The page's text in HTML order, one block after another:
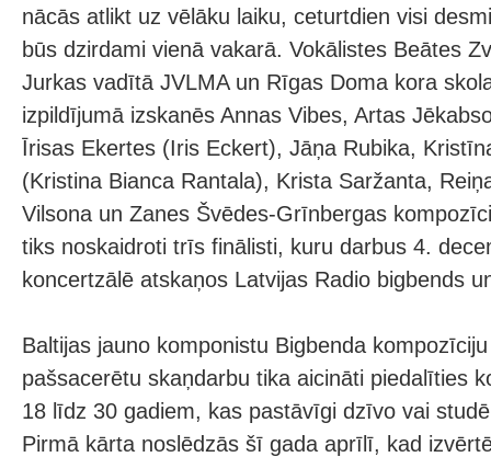
nācās atlikt uz vēlāku laiku, ceturtdien visi
būs dzirdami vienā vakarā. Vokālistes Beātes
Jurkas vadītā JVLMA un Rīgas Doma kora
izpildījumā izskanēs Annas Vibes, Artas
Īrisas Ekertes (Iris Eckert), Jāņa Rubika,
(Kristina Bianca Rantala), Krista Saržanta,
Vilsona un Zanes Švēdes-Grīnbergas
tiks noskaidroti trīs finālisti, kuru darbus 4.
koncertzālē atskaņos Latvijas Radio bigbends
Baltijas jauno komponistu Bigbenda
pašsacerētu skaņdarbu tika aicināti piedalīties
18 līdz 30 gadiem, kas pastāvīgi dzīvo vai
Pirmā kārta noslēdzās šī gada aprīlī, kad